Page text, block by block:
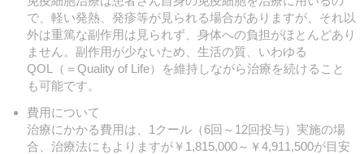
で、軽い発熱、発疹等が見られる場合がありますが、それ以
外は重篤な副作用は見られず、身体への負担がほとんどあり
ません。副作用が少ないため、生活の質、いわゆる
QOL（＝Quality of Life）を維持しながら治療を続けること
も可能です。
費用について
治療にかかる費用は、1クール（6回～12回投与）実施の場
合、治療法にもよりますが￥1,815,000～￥4,911,500が目安